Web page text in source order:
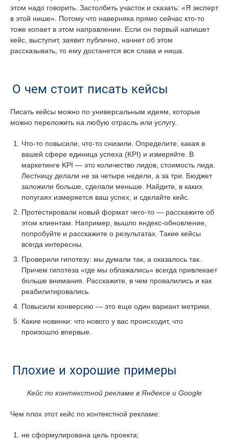
этом надо говорить. Застолбить участок и сказать: «Я эксперт
в этой нише». Потому что наверняка прямо сейчас кто-то
тоже копает в этом направлении. Если он первый напишет
кейс, выступит, заявит публично, начнет об этом
рассказывать, то ему достанется вся слава и ниша.
О чем стоит писать кейсы
Писать кейсы можно по универсальным идеям, которые
можно переложить на любую отрасль или услугу.
Что-то повысили, что-то снизили. Определите, какая в
вашей сфере единица успеха (KPI) и измеряйте. В
маркетинге KPI — это количество лидов, стоимость лида.
Лестницу делали не за четыре недели, а за три. Бюджет
заложили больше, сделали меньше. Найдите, в каких
попугаях измеряется ваш успех, и сделайте кейс.
Протестировали новый формат чего-то — расскажите об
этом клиентам. Например, вышло яндекс-обновление,
попробуйте и расскажите о результатах. Такие кейсы
всегда интересны.
Проверили гипотезу: мы думали так, а оказалось так.
Причем гипотеза «где мы облажались» всегда привлекает
больше внимания. Расскажите, в чем провалились и как
реабилитировались.
Повысили конверсию — это еще один вариант метрики.
Какие новинки: что нового у вас происходит, что
произошло впервые.
Плохие и хорошие примеры
Кейс по контекстной рекламе в Яндексе и Google
Чем плох этот кейс по контекстной рекламе:
не сформулирована цель проекта;